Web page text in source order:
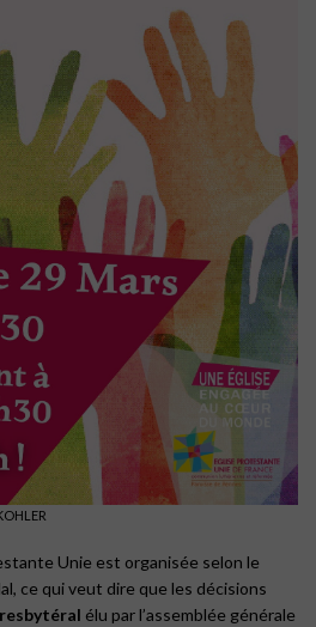
Unie est organisée selon le
ce qui veut dire que les décisions
élu par l’assemblée générale